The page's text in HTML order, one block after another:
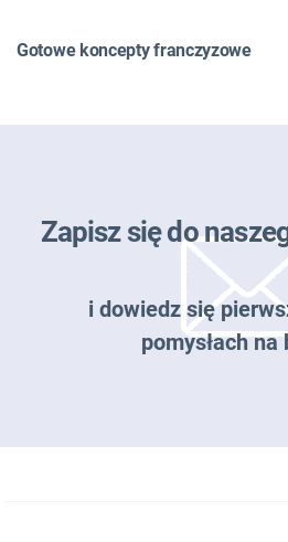
Gotowe koncepty franczyzowe
Zapisz się do
i dowiedz się
pomysłach na